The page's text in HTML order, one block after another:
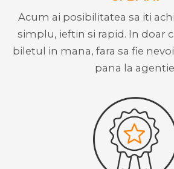
Acum ai posibilitatea sa iti
simplu, ieftin si rapid. In doar
biletul in mana, fara sa fie
pana la